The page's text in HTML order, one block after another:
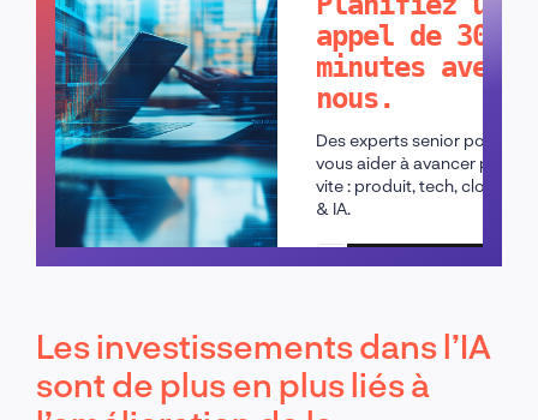
appel de 30
minutes avec
nous.
Des experts senior pour
vous aider à avancer plus
vite : produit, tech, cloud
& IA.
Planifier un appel
Les investissements dans l’IA
sont de plus en plus liés à